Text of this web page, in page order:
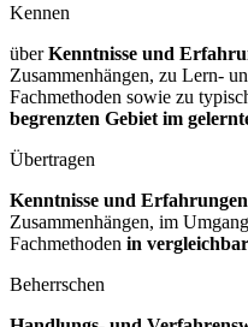
Kennen
überKenntnisse und
Zusammenhängen, zu Lern-
Fachmethoden sowie zu
begrenzten Gebiet im
Übertragen
Kenntnisse und Erfahrungen
Zusammenhängen, im
Fachmethoden in
Beherrschen